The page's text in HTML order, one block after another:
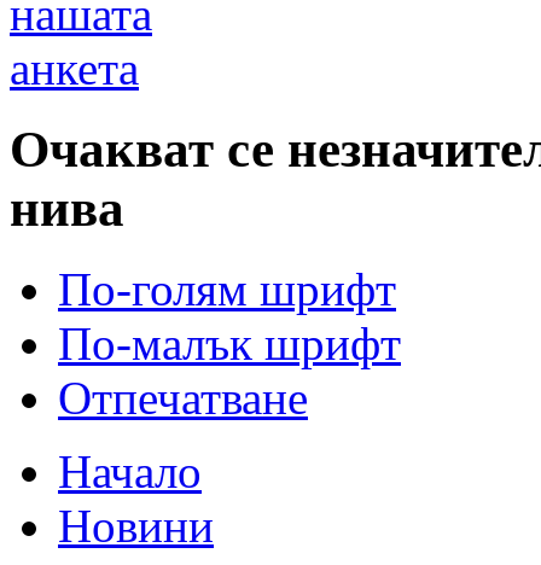
нашата
анкета
Очакват се
нива
По-голям шрифт
По-малък шрифт
Отпечатване
Начало
Новини